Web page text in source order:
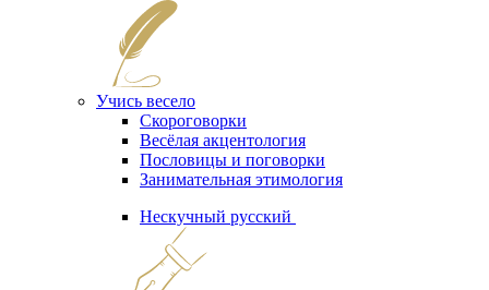
Учись весело
Скороговорки
Весёлая акцентология
Пословицы и поговорки
Занимательная этимология
Нескучный русский